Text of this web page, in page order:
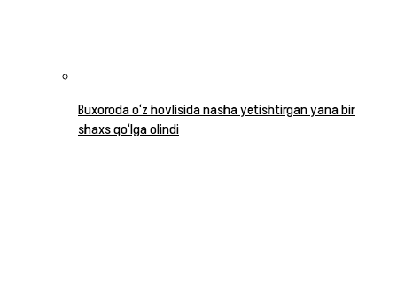
Buxoroda o‘z hovlisida nasha yetishtirgan yana bir
shaxs qo‘lga olindi